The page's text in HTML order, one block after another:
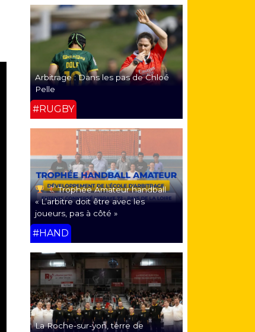
Arbitrage : Dans les pas de Chloé
Pelle
#RUGBY
Trophée Amateur handball
« L’arbitre doit être avec les
joueurs, pas à côté »
#HAND
La Roche-sur-yon, terre de